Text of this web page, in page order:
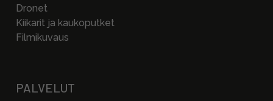
Dronet
Kiikarit ja kaukoputket
Filmikuvaus
PALVELUT